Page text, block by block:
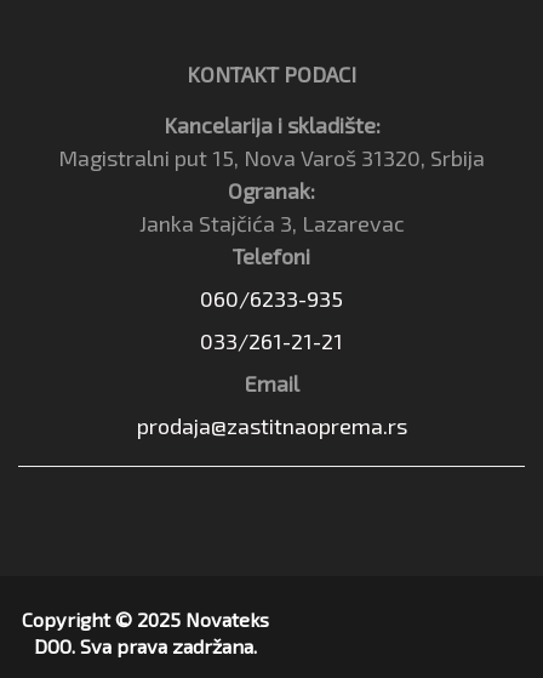
KONTAKT PODACI
Kancelarija i skladište:
Magistralni put 15, Nova Varoš 31320, Srbija
Ogranak:
Janka Stajčića 3, Lazarevac
Telefoni
060/6233-935
033/261-21-21
Email
prodaja@zastitnaoprema.rs
Copyright © 2025 Novateks
DOO. Sva prava zadržana.